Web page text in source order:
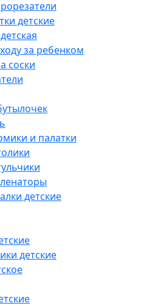
детские
за ребенком
соски
и палатки
детские
детские